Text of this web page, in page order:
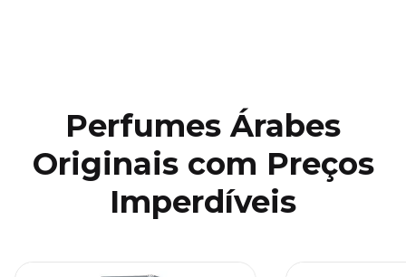
Perfumes Árabes
Originais com Preços
Imperdíveis